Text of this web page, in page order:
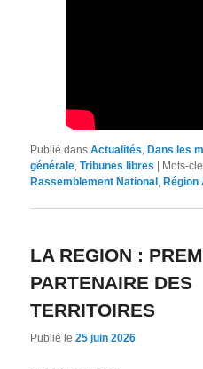
Publié dans Actualités, Dans les
générale,Tribunes libres Mots-
Rassemblement National , Région
LA REGION :
PARTENAIRE DES
TERRITOIRES
Publié le25 juin 2026